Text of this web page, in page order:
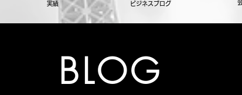
実績 ビジネスブログ
BLOG